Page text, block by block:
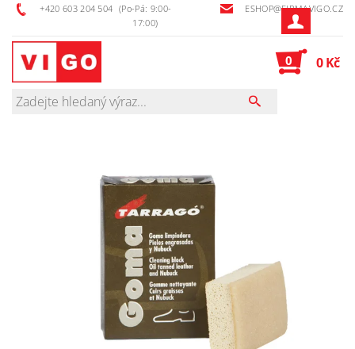
+420 603 204 504 (Po-Pá: 9:00-
17:00)
ESHOP@FIRMAVIGO.CZ
0 0 Kč